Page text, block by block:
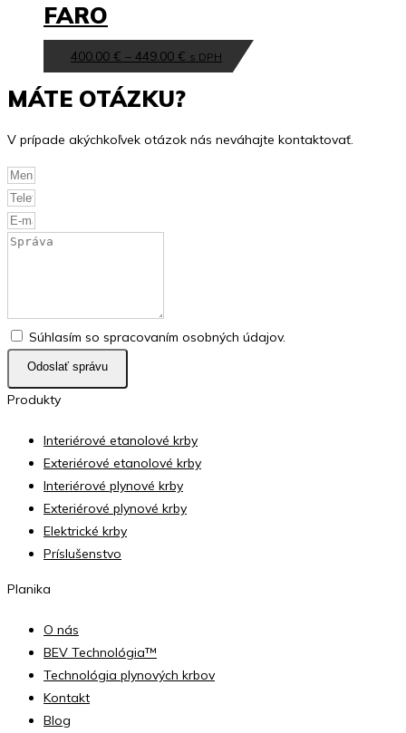
FARO
400.00 € – 449.00 € Price
range:
400.00 €
449.00 €
s DPH
variantov.
MÁTE OTÁZKU?
V prípade akýchkoľvek otázok nás neváhajte kontaktovať.
Súhlasím so spracovaním osobných údajov.
Odoslať správu
Produkty
Interiérové etanolové krby
Exteriérové etanolové krby
Interiérové plynové krby
Exteriérové plynové krby
Elektrické krby
Príslušenstvo
Planika
O nás
BEV Technológia™
Technológia plynových krbov
Kontakt
Blog